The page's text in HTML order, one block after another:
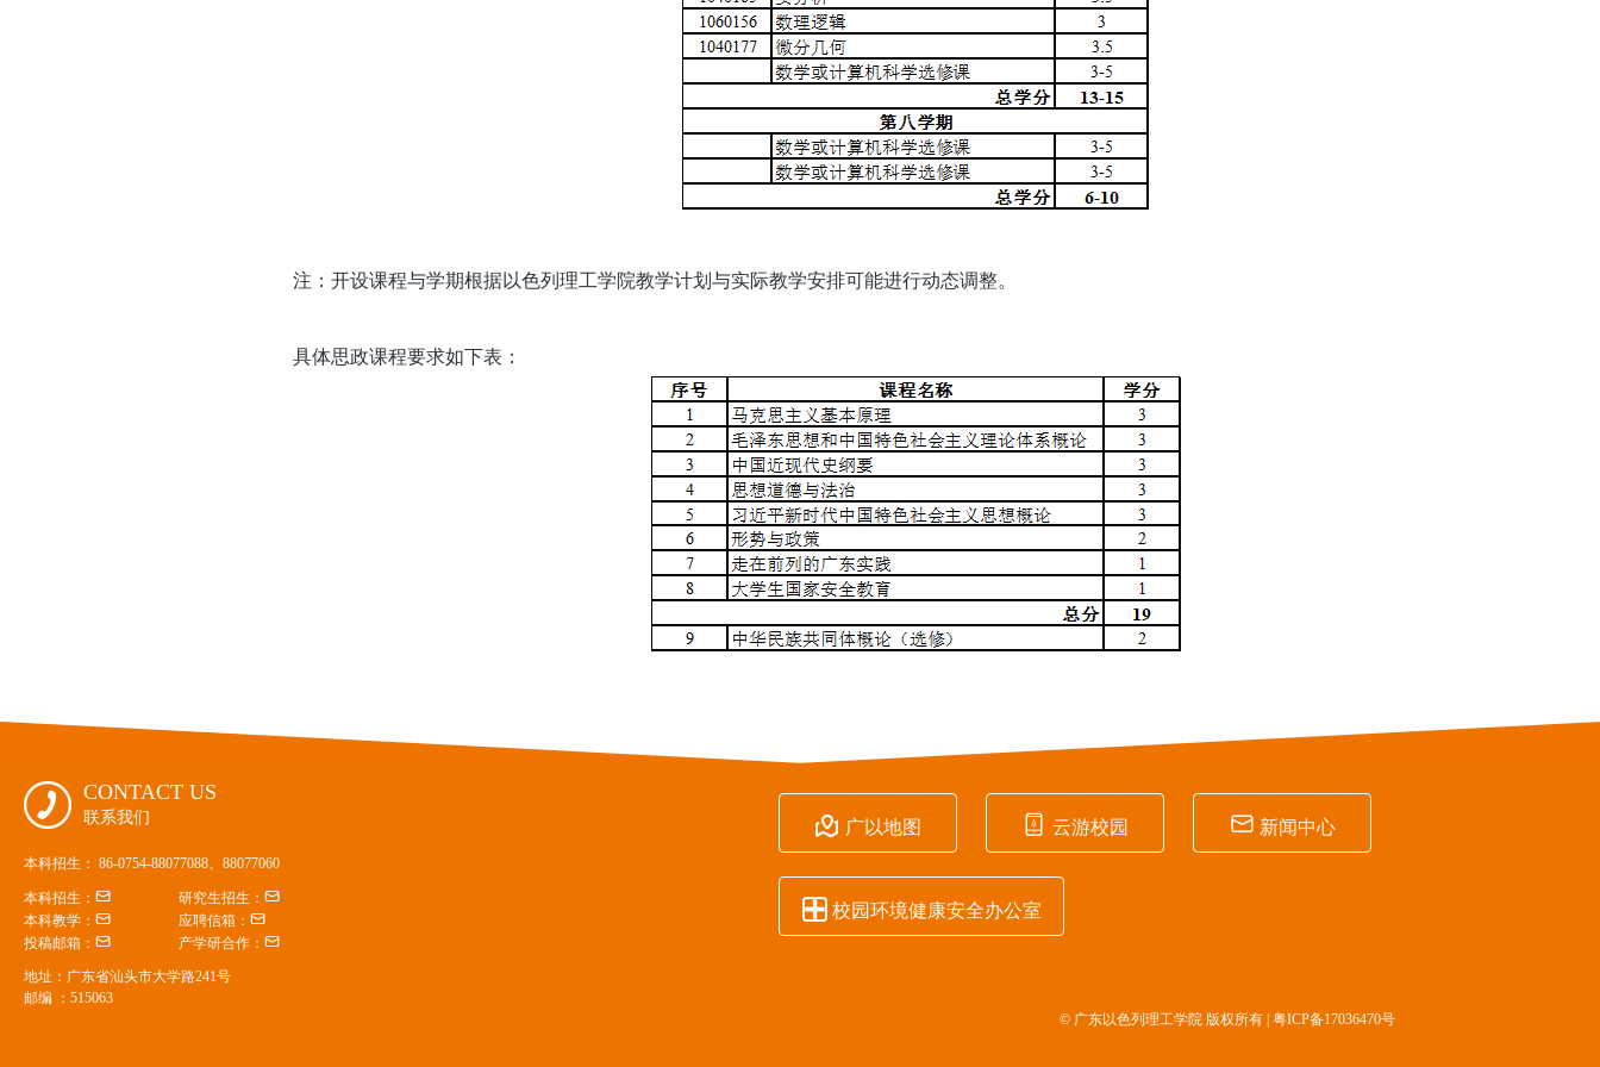
注：开设课程与学期根据以色列理工学院教学计划与实际教学安排可能进行动态调整。
具体思政课程要求如下表：
 广以地图  云游校园  新闻中心
 校园环境健康安全办公室
 CONTACT US
联系我们
本科招生： 86-0754-88077088、88077060
本科招生：  研究生招生： 
本科教学：  应聘信箱： 
投稿邮箱：  产学研合作： 
地址：广东省汕头市大学路241号
邮编 ：515063
© 广东以色列理工学院 版权所有 | 粤ICP备17036470号